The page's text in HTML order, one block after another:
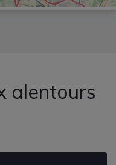
alentours